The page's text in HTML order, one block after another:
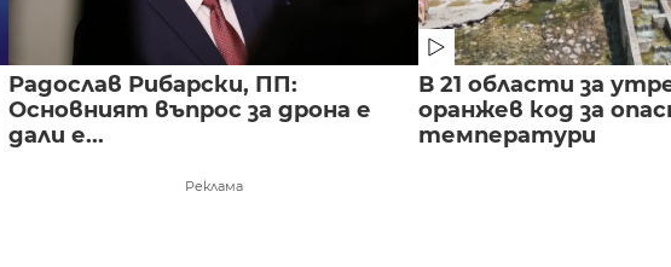
Радослав Рибарски, ПП:
Основният въпрос за дрона е
дали е...
В 21 области за
оранжев код за
температури
Реклама